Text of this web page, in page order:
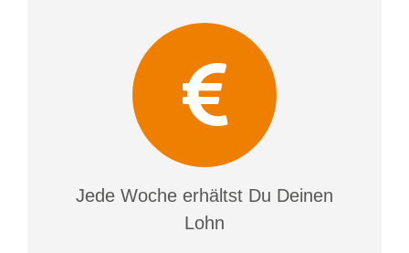
Jede Woche erhältst Du Deinen
Lohn